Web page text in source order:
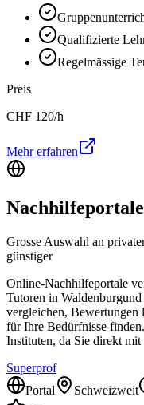
Qualifizierte
Regelmässige
Preis
CHF 120/h
Mehr erfahren
Grosse Auswahl an
günstiger
Online-Nachhilfeportale
Tutoren in Waldenburgund
vergleichen, Bewertungen
für Ihre Bedürfnisse
Instituten, da Sie direkt
Superprof
Portal
Schweizweit